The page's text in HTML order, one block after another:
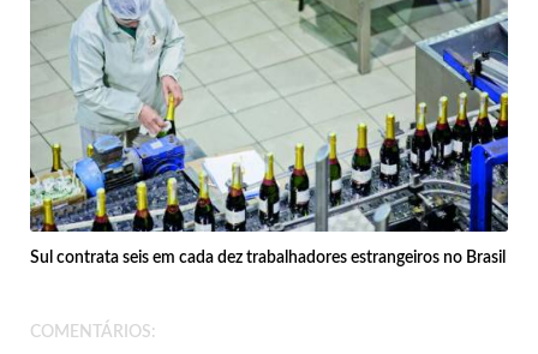
Sul contrata seis em cada dez trabalhadores estrangeiros no Brasil
COMENTÁRIOS: